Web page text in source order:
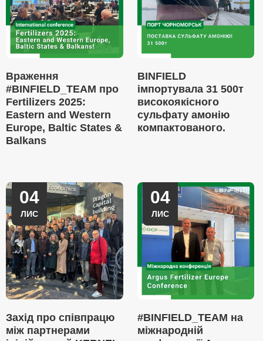
Враження
#BINFIELD_TEAM про
Fertilizers 2025:
Eastern and Western
Europe, Baltic States &
Balkans
BINFIELD
імпортувала 31 500т
високоякісного
сульфату амонію
компактованого.
04
ЛИС
Захід про співпрацю
між партнерами
04
ЛИС
#BINFIELD_TEAM на
міжнародній